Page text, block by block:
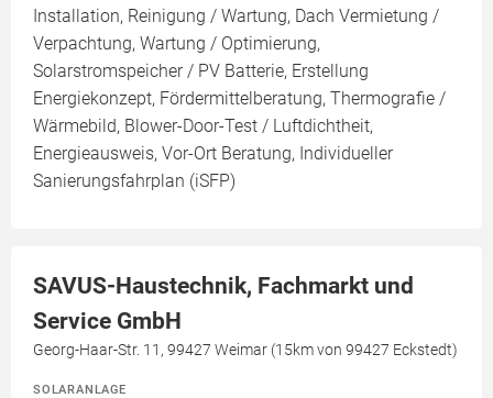
Installation, Reinigung / Wartung, Dach Vermietung /
Verpachtung, Wartung / Optimierung,
Solarstromspeicher / PV Batterie, Erstellung
Energiekonzept, Fördermittelberatung, Thermografie /
Wärmebild, Blower-Door-Test / Luftdichtheit,
Energieausweis, Vor-Ort Beratung, Individueller
Sanierungsfahrplan (iSFP)
SAVUS-Haustechnik, Fachmarkt und
Service GmbH
Georg-Haar-Str. 11, 99427 Weimar (15km von 99427 Eckstedt)
SOLARANLAGE